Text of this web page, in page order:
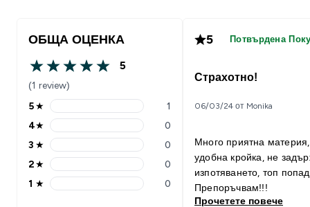
ОБЩА ОЦЕНКА
5 out of 5 stars
5
(1 review)
5 stars rating 1 reviews
5★ 1
4 stars rating 0 reviews
4★ 0
3 stars rating 0 reviews
3 ★ 0
2 stars rating 0 reviews
2★ 0
1 stars rating 0 reviews
1 ★ 0
5 Потвърдена
Страхотно!
06/03/24 от Monika
Много приятна материя,
удобна кройка, не
изпотяването, топ
Препоръчвам!!!
Прочетете повече